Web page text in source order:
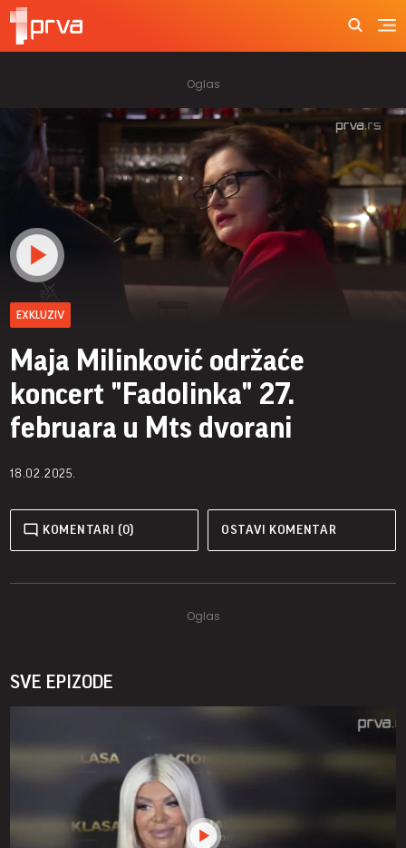
EXKLUZIV
Maja Milinković održaće
koncert "Fadolinka" 27.
februara u Mts dvorani
18.02.2025.
KOMENTARI (0) OSTAVI KOMENTAR
SVE EPIZODE